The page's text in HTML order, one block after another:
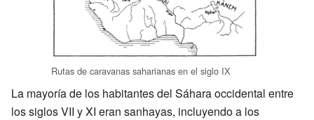
Rutas de caravanas saharianas en el siglo IX
La mayoría de los habitantes del Sáhara occidental entre
los siglos VII y XI eran sanhayas, incluyendo a los